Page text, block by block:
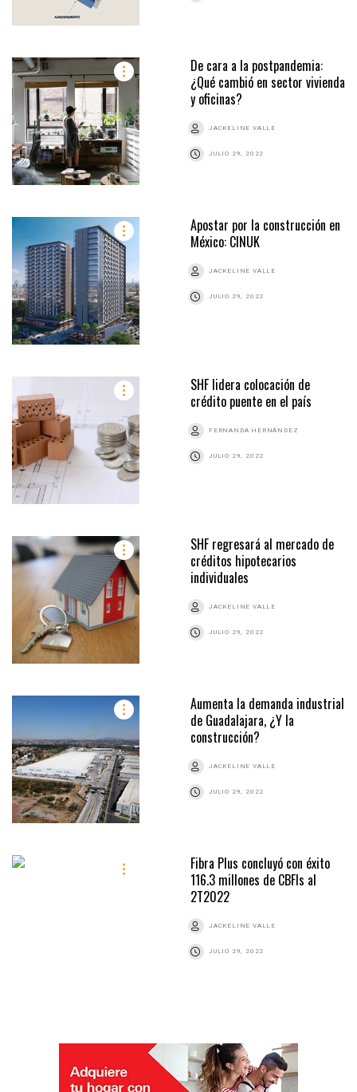
De cara a la postpandemia:
¿Qué cambió en sector vivienda
y oficinas?
JACKELINE VALLE
JULIO 29, 2022
Apostar por la construcción en
México: CINUK
JACKELINE VALLE
JULIO 29, 2022
SHF lidera colocación de
crédito puente en el país
FERNANDA HERNÁNDEZ
JULIO 29, 2022
SHF regresará al mercado de
créditos hipotecarios
individuales
JACKELINE VALLE
JULIO 29, 2022
Aumenta la demanda industrial
de Guadalajara, ¿Y la
construcción?
JACKELINE VALLE
JULIO 29, 2022
Fibra Plus concluyó con éxito
116.3 millones de CBFIs al
2T2022
JACKELINE VALLE
JULIO 29, 2022